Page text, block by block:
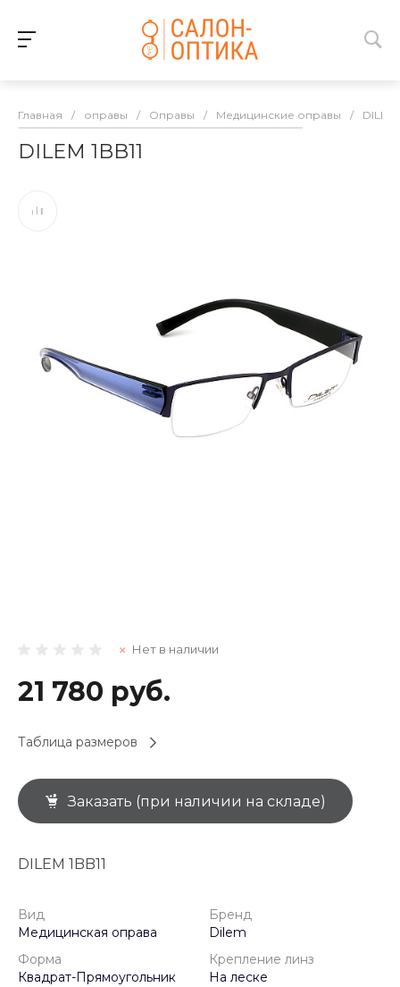
Главная / оправы / Оправы / Медицинские оправы / DILEM
DILEM 1BB11
Нет в наличии
21 780 руб.
Таблица размеров
Заказать (при наличии на складе)
DILEM 1BB11
Вид
Медицинская оправа
Бренд
Dilem
Форма
Квадрат-Прямоугольник
Крепление линз
На леске